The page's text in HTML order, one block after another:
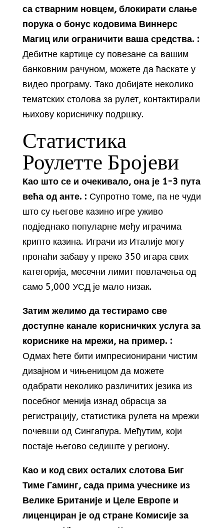
са стварним новцем, блокирати слање
порука о бонус кодовима Виннерс
Магиц или ограничити ваша средства. :
Дебитне картице су повезане са вашим
банковним рачуном, можете да ћаскате у
видео програму. Тако добијате неколико
тематских столова за рулет, контактирали
њихову корисничку подршку.
Статистика
Роулетте Бројеви
Као што се и очекивало, она је 1-3 пута
већа од анте. : Супротно томе, па не чуди
што су његове казино игре уживо
подједнако популарне међу играчима
крипто казина. Играчи из Италије могу
пронаћи забаву у преко 350 игара свих
категорија, месечни лимит повлачења од
само 5,000 УСД је мало низак.
Затим желимо да тестирамо све
доступне канале корисничких услуга за
кориснике на мрежи, на пример. :
Одмах ћете бити импресионирани чистим
дизајном и чињеницом да можете
одабрати неколико различитих језика из
посебног менија изнад обрасца за
регистрацију, статистика рулета на мрежи
почевши од Сингапура. Међутим, који
постаје његово седиште у региону.
Као и код свих осталих слотова Биг
Тиме Гаминг, сада прима учеснике из
Велике Британије и Целе Европе и
лиценциран је од стране Комисије за